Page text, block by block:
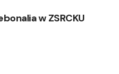
w ZSRCKU